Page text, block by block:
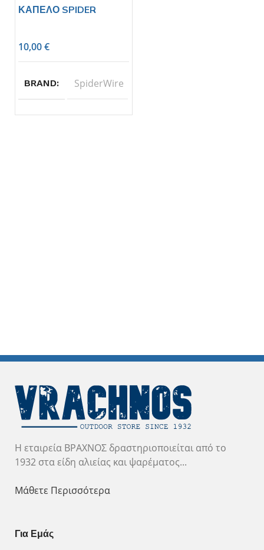
ΚΑΠΕΛΟ SPIDER
10,00€
BRAND SpiderWire
Η εταιρεία ΒΡΑΧΝΟΣ δραστηριοποιείται από το
1932 στα είδη αλιείας και ψαρέματος...
Μάθετε Περισσότερα
Για Εμάς